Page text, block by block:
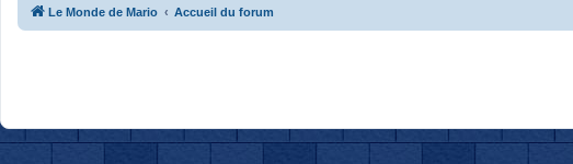
Le Monde de Mario Accueil du forum